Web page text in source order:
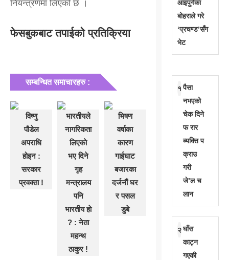
नियन्त्रणमा लिएको छ ।
फेसबुकबाट तपाईको प्रतिक्रिया
सम्बन्धित समाचारहरु :
विष्णु
पौडेल
अपराधि
होइन :
सरकार
प्रवक्ता !
भारतीयले
नागरिकता
लिएकाे
भए दिने
गृह
मन्त्रालय
पनि
भारतीय हाे
? : नेता
महन्थ
ठाकुर !
भिषण
वर्षाका
कारण
गाईघाट
बजारका
दर्जनाैं घर
र पसल
डुबे
आइपुगेका
बोहराले गरे
‘प्रचण्ड’सँग
भेट
१ पैसा
नभएको
चेक दिने
फ रार
ब्यक्ति प
क्राउ
गरी
जे’ल च
लान
२ घाँस
काट्न
गएकी